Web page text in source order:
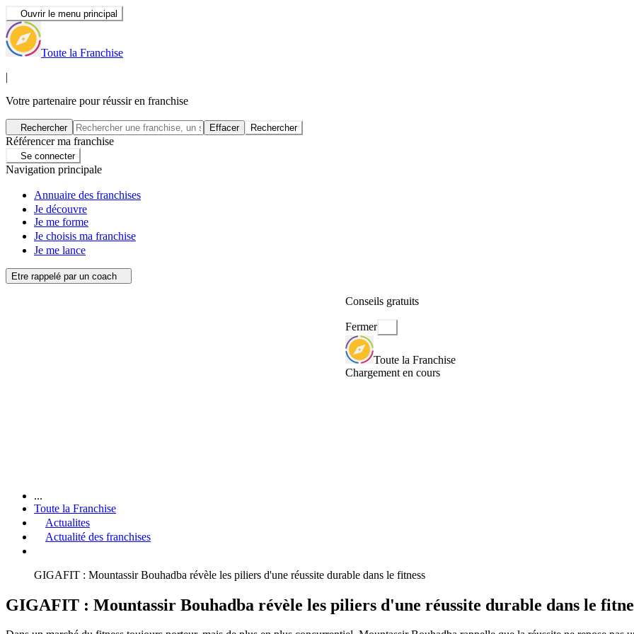
Ouvrir le menu principal
Toute la Franchise
|
Votre partenaire pour réussir en franchise
Rechercher Effacer Rechercher
Référencer ma franchise
Se connecter
Navigation principale
Annuaire des franchises
Je découvre
Je me forme
Je choisis ma franchise
Je me lance
Etre rappelé par un coach
Conseils gratuits
Fermer
Toute la Franchise
Chargement en cours
...
Toute la Franchise
Actualites
Actualité des franchises
GIGAFIT : Mountassir Bouhadba révèle les piliers d'une réussite durable dans le fitness
GIGAFIT : Mountassir Bouhadba révèle les piliers d'une réussite durable dans le